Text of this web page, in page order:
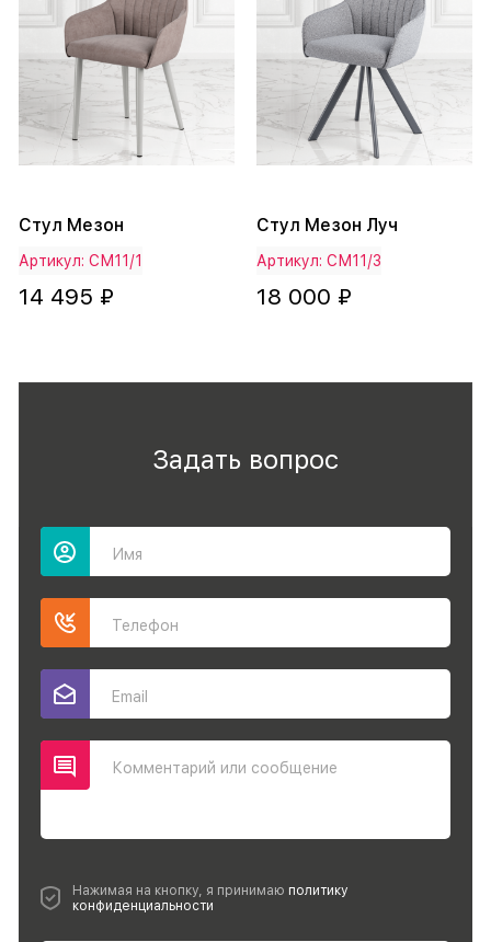
Стул Мезон
Артикул: СМ11/1
14 495 ₽
Стул Мезон Луч
Артикул: СМ11/3
18 000 ₽
Задать вопрос
Имя
Телефон
Email
Комментарий или сообщение
Нажимая на кнопку, я принимаю политику
конфиденциальности